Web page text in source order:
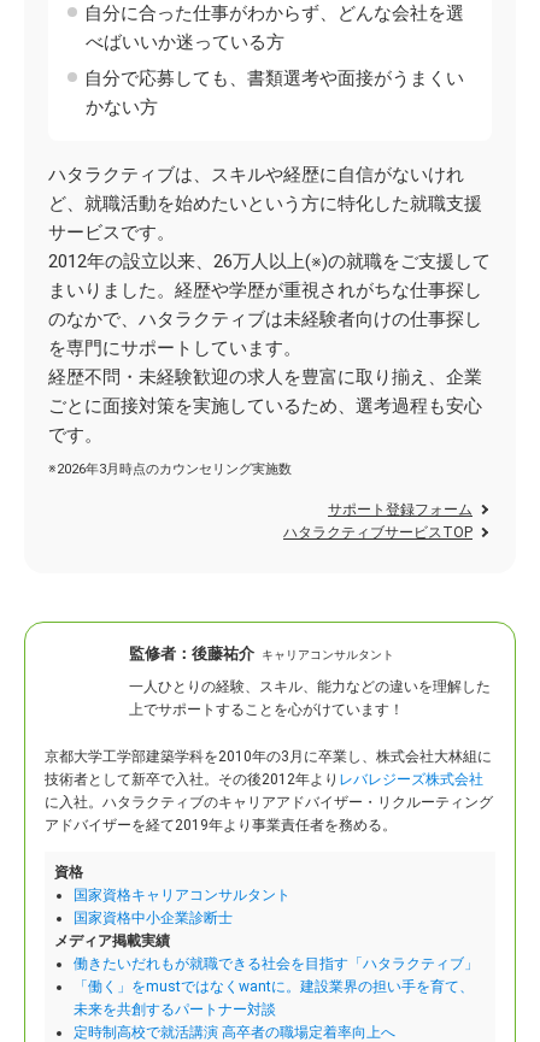
自分に合った仕事がわからず、どんな会社を選
べばいいか迷っている方
自分で応募しても、書類選考や面接がうまくい
かない方
ハタラクティブは、スキルや経歴に自信がないけれ
ど、就職活動を始めたいという方に特化した就職支援
サービスです。
2012年の設立以来、26万人以上(※)の就職をご支援して
まいりました。経歴や学歴が重視されがちな仕事探し
のなかで、ハタラクティブは未経験者向けの仕事探し
を専門にサポートしています。
経歴不問・未経験歓迎の求人を豊富に取り揃え、企業
ごとに面接対策を実施しているため、選考過程も安心
です。
※2026年3月時点のカウンセリング実施数
サポート登録フォーム
ハタラクティブサービスTOP
監修者： 後藤祐介 キャリアコンサルタント
一人ひとりの経験、スキル、能力などの違いを理解した
上でサポートすることを心がけています！
京都大学工学部建築学科を2010年の3月に卒業し、株式会社大林組に
技術者として新卒で入社。 その後2012年より レバレジーズ株式会社
に入社。ハタラクティブのキャリアアドバイザー・リクルーティング
アドバイザーを経て2019年より事業責任者を務める。
資格
国家資格キャリアコンサルタント
国家資格中小企業診断士
メディア掲載実績
働きたいだれもが就職できる社会を目指す「ハタラクティブ」
「働く」をmustではなくwantに。建設業界の担い手を育て、
未来を共創するパートナー対談
定時制高校で就活講演 高卒者の職場定着率向上へ